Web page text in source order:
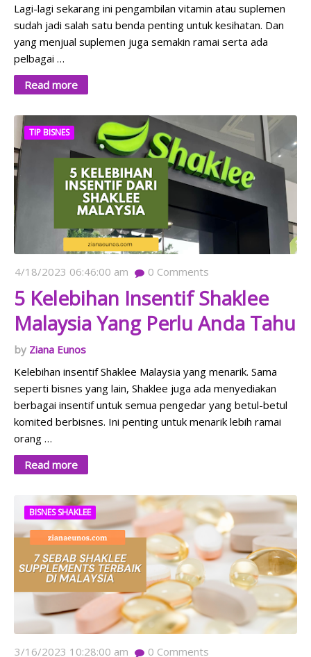
Lagi-lagi sekarang ini pengambilan vitamin atau suplemen
sudah jadi salah satu benda penting untuk kesihatan. Dan
yang menjual suplemen juga semakin ramai serta ada
pelbagai …
Read more
TIP BISNES
4/18/2023 06:46:00 am 0 Comments
5 Kelebihan Insentif Shaklee
Malaysia Yang Perlu Anda Tahu
Ziana Eunos
Kelebihan insentif Shaklee Malaysia yang menarik. Sama
seperti bisnes yang lain, Shaklee juga ada menyediakan
berbagai insentif untuk semua pengedar yang betul-betul
komited berbisnes. Ini penting untuk menarik lebih ramai
orang …
Read more
BISNES SHAKLEE
3/16/2023 10:28:00 am 0 Comments